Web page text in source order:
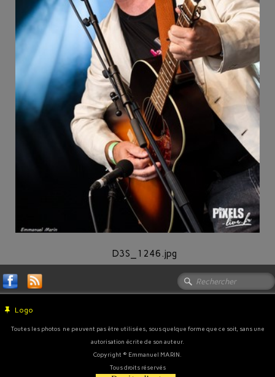
D3S_1246.jpg
Logo
Toutes les photos ne peuvent pas être utilisées, sous quelque forme que ce soit, sans une
autorisation écrite de son auteur.
Copyright © Emmanuel MARIN.
Tous droits réservés